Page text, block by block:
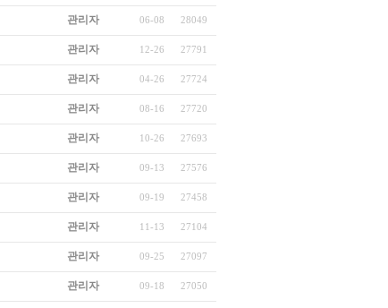
관리자 06-08 28049
관리자 12-26 27791
관리자 04-26 27724
관리자 08-16 27720
관리자 10-26 27693
관리자 09-13 27576
관리자 09-19 27458
관리자 11-13 27104
관리자 09-25 27097
관리자 09-18 27050